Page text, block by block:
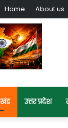
Home About us
उत्तर प्रदेश